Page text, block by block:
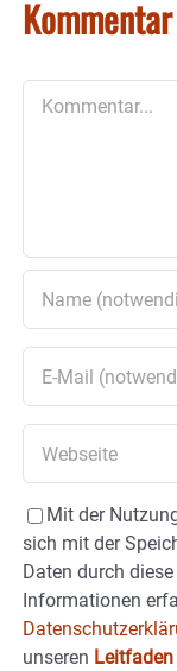
Kommentar
Mit der
sich mit der
Daten durch
Informationen
unseren